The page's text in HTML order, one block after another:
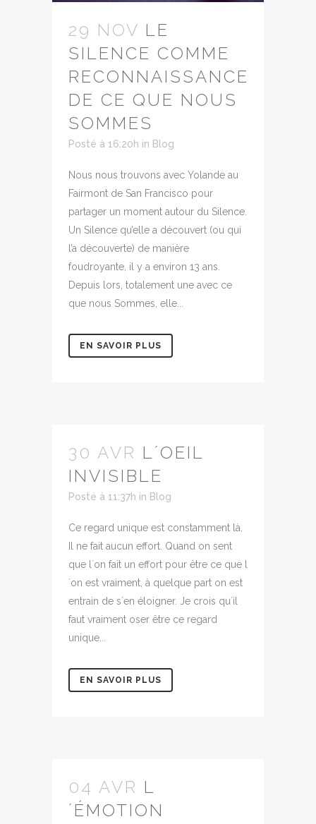
29 NOV LE
SILENCE COMME
RECONNAISSANCE
DE CE QUE NOUS
SOMMES
Posté à 16:20h in Blog
Nous nous trouvons avec Yolande au
Fairmont de San Francisco pour
partager un moment autour du Silence.
Un Silence qu’elle a découvert (ou qui
l’a découverte) de manière
foudroyante, il y a environ 13 ans.
Depuis lors, totalement une avec ce
que nous Sommes, elle...
EN SAVOIR PLUS
30 AVR L´OEIL
INVISIBLE
Posté à 11:37h in Blog
Ce regard unique est constamment là.
Il ne fait aucun effort. Quand on sent
que l´on fait un effort pour être ce que l
´on est vraiment, à quelque part on est
entrain de s´en éloigner. Je crois qu´il
faut vraiment oser être ce regard
unique...
EN SAVOIR PLUS
04 AVR L
´ÉMOTION